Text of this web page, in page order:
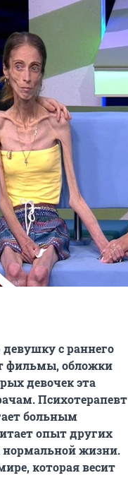
с раннего
фильмы, обложки
девочек эта
Психотерапевт
больным
опыт других
нормальной жизни.
которая весит